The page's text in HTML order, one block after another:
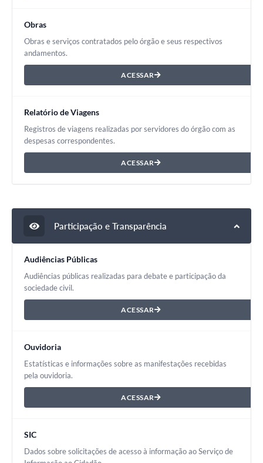
Obras
Obras e serviços contratados pelo órgão e seus respectivos
andamentos.
ACESSAR
Relatório de Viagens
Registros de viagens realizadas por servidores do órgão com as
despesas correspondentes.
ACESSAR
Participação e Transparência
Audiências Públicas
Audiências públicas realizadas para debate e participação da
sociedade civil.
ACESSAR
Ouvidoria
Estatísticas e informações sobre as manifestações recebidas
pela ouvidoria.
ACESSAR
SIC
Dados sobre solicitações de acesso à informação ao Serviço de